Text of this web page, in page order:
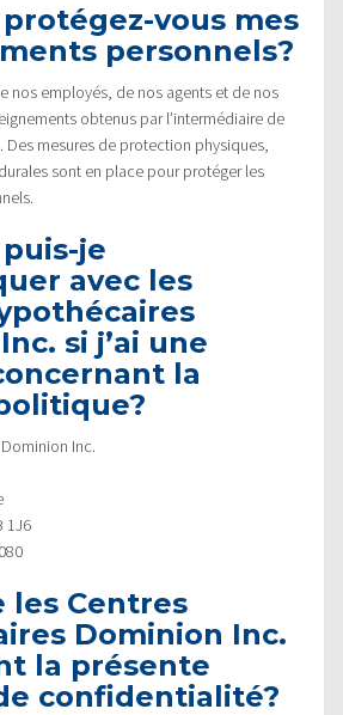
vous mes
personnels?
nos employés, de nos agents et de nos
obtenus par l’intermédiaire de
Des mesures de protection physiques,
sont en place pour protéger les
je
avec les
si j’ai une
la
Inc.
1J6
les Centres
Dominion Inc.
la présente
confidentialité?